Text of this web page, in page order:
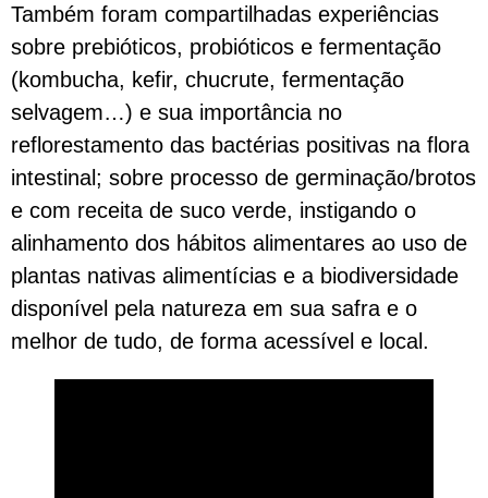
Também foram compartilhadas experiências
sobre prebióticos, probióticos e fermentação
(kombucha, kefir, chucrute, fermentação
selvagem…) e sua importância no
reflorestamento das bactérias positivas na flora
intestinal; sobre processo de germinação/brotos
e com receita de suco verde, instigando o
alinhamento dos hábitos alimentares ao uso de
plantas nativas alimentícias e a biodiversidade
disponível pela natureza em sua safra e o
melhor de tudo, de forma acessível e local.